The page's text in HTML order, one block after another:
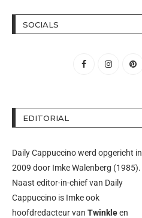
SOCIALS
EDITORIAL
Daily Cappuccino werd opgericht in
2009 door Imke Walenberg (1985).
Naast editor-in-chief van Daily
Cappuccino is Imke ook
hoofdredacteur van Twinkleen